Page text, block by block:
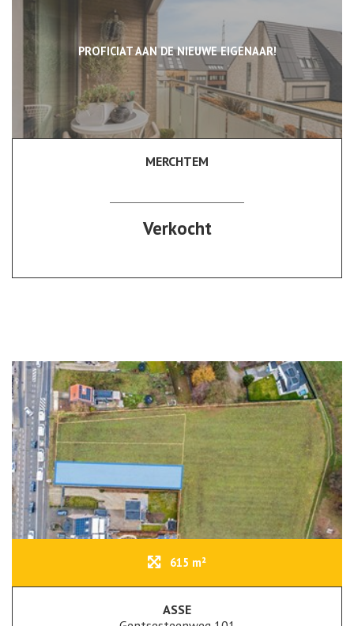
PROFICIAT AAN DE NIEUWE EIGENAAR!
87 m² 2
MERCHTEM
Verkocht
615 m²
ASSE